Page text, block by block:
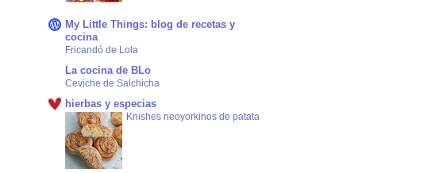
My Little Things: blog de recetas y
cocina
Fricandó de Lola
La cocina de BLo
Ceviche de Salchicha
hierbas y especias
Knishes neoyorkinos de patata